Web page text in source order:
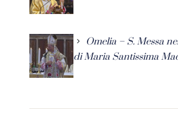
Omelia – S. Messa
di Maria Santissima